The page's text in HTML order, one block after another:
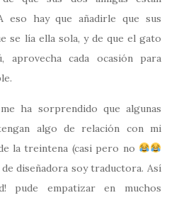
eso hay que añadirle que sus
se lía ella sola, y de que el gato
aprovecha cada ocasión para
ha sorprendido que algunas
algo de relación con mi
la treintena (casi pero no
de diseñadora soy traductora. Así
pude empatizar en muchos